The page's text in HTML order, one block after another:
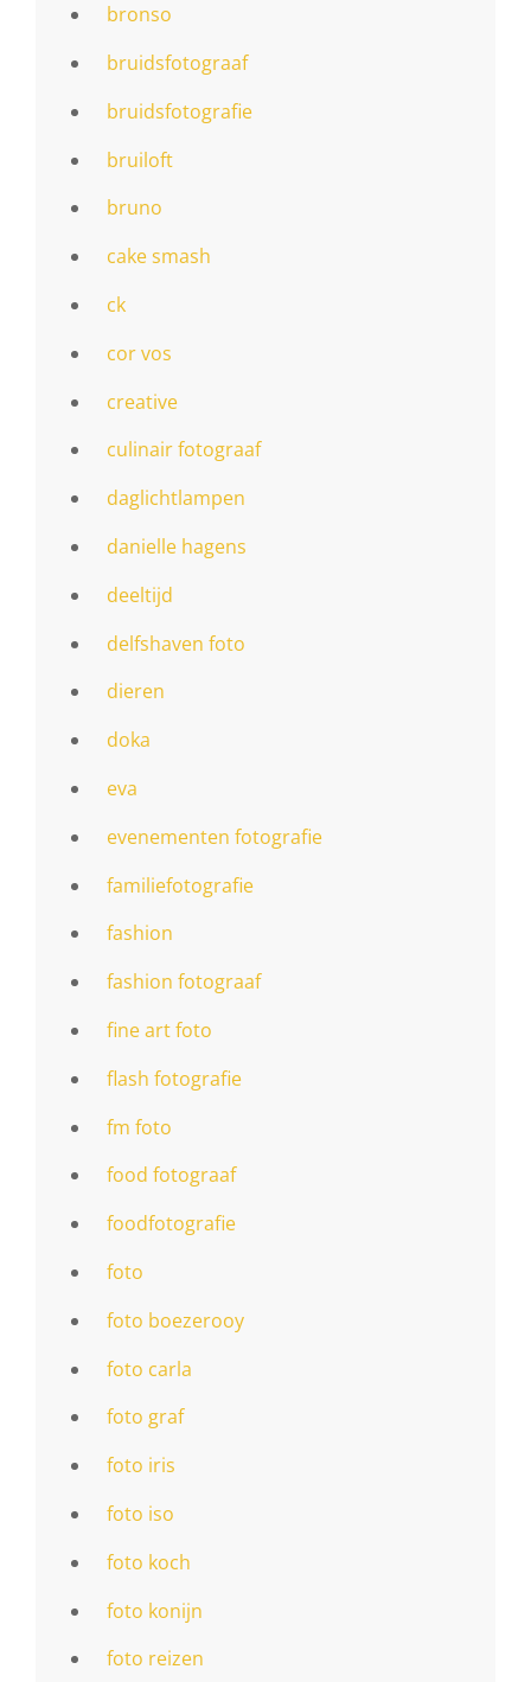
bronso
bruidsfotograaf
bruidsfotografie
bruiloft
bruno
cake smash
ck
cor vos
creative
culinair fotograaf
daglichtlampen
danielle hagens
deeltijd
delfshaven foto
dieren
doka
eva
evenementen fotografie
familiefotografie
fashion
fashion fotograaf
fine art foto
flash fotografie
fm foto
food fotograaf
foodfotografie
foto
foto boezerooy
foto carla
foto graf
foto iris
foto iso
foto koch
foto konijn
foto reizen